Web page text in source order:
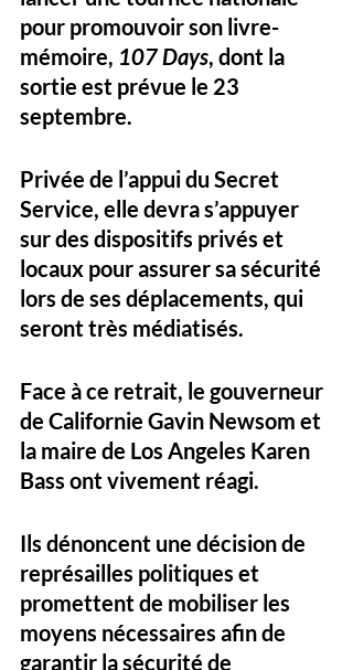
pour promouvoir son livre-
mémoire, 107 Days, dont la
sortie est prévue le 23
septembre.
Privée de l’appui du Secret
Service, elle devra s’appuyer
sur des dispositifs privés et
locaux pour assurer sa sécurité
lors de ses déplacements, qui
seront très médiatisés.
Face à ce retrait, le gouverneur
de Californie Gavin Newsom et
la maire de Los Angeles Karen
Bass ont vivement réagi.
Ils dénoncent une décision de
représailles politiques et
promettent de mobiliser les
moyens nécessaires afin de
garantir la sécurité de